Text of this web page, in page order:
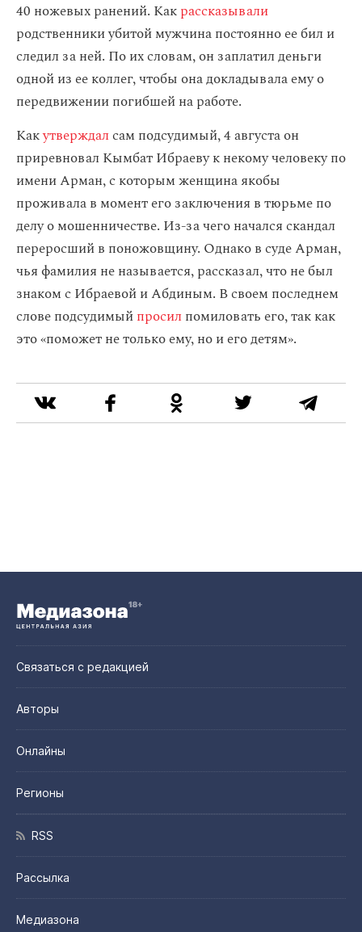
40 ножевых ранений. Какрассказывали
родственники убитой мужчина постоянно ее бил и
следил за ней. По их словам, он заплатил деньги
одной из ее коллег, чтобы она докладывала ему о
передвижении погибшей на работе.
Какутверждалсам подсудимый, 4 августа он
приревновал Кымбат Ибраеву к некому человеку по
имени Арман, с которым женщина якобы
проживала в момент его заключения в тюрьме по
делу о мошенничестве. Из-за чего начался скандал
переросший в поножовщину. Однако в суде Арман,
чья фамилия не называется, рассказал, что не был
знаком с Ибраевой и Абдиным. В своем последнем
слове подсудимыйпросил помиловать его, так как
это «поможет не только ему, но и его детям».
Связаться с редакцией
Авторы
Онлайны
Регионы
RSS
Рассылка
Медиазона